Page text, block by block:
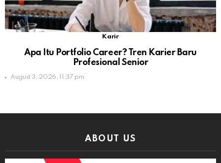
Karir
Apa Itu Portfolio Career? Tren Karier Baru
Profesional Senior
August 3, 2026, 11:37 pm
ABOUT US